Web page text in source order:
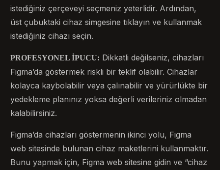
istediğiniz çerçeveyi seçmeniz yeterlidir. Ardından,
üst çubuktaki cihaz simgesine tıklayın ve kullanmak
istediğiniz cihazı seçin.
PROFESYONEL İPUCU: Dikkatli değilseniz, cihazları
Figma’da göstermek riskli bir teklif olabilir. Cihazlar
kolayca kaybolabilir veya çalınabilir ve yürürlükte bir
yedekleme planınız yoksa değerli verileriniz olmadan
kalabilirsiniz.
Figma’da cihazları göstermenin ikinci yolu, Figma
web sitesinde bulunan cihaz maketlerini kullanmaktır.
Bunu yapmak için, Figma web sitesine gidin ve “cihaz